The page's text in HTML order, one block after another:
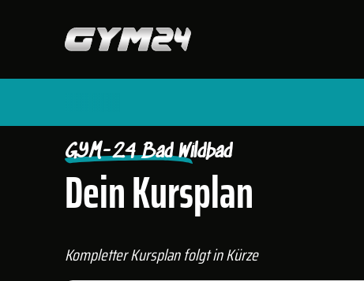
START FITNESSSTUDIOS BAD WILDBAD
Dein Kursplan
GYM-24 Bad Wildbad
Kompletter Kursplan folgt in Kürze